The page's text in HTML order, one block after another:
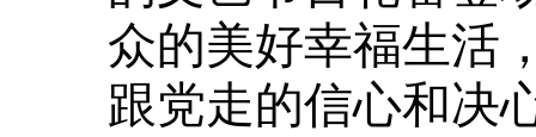
众的美好幸福生活
跟党走的信心和决